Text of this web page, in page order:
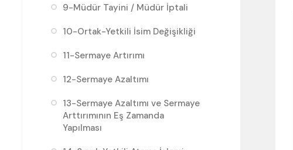
9-Müdür Tayini / Müdür İptali
10-Ortak-Yetkili İsim Değişikliği
11-Sermaye Artırımı
12-Sermaye Azaltımı
13-Sermaye Azaltımı ve Sermaye
Arttırımının Eş Zamanda
Yapılması